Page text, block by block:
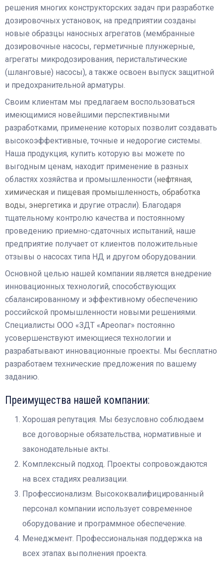
решения многих конструкторских задач при разработке
дозировочных установок, на предприятии созданы
новые образцы наносных агрегатов (мембранные
дозировочные насосы, герметичные плунжерные,
агрегаты микродозирования, перистальтические
(шланговые) насосы), а также освоен выпуск защитной
и предохранительной арматуры.
Своим клиентам мы предлагаем воспользоваться
имеющимися новейшими перспективными
разработками, применение которых позволит создавать
высокоэффективные, точные и недорогие системы.
Наша продукция, купить которую вы можете по
выгодным ценам, находит применение в разных
областях хозяйства и промышленности (нефтяная,
химическая и пищевая промышленность, обработка
воды, энергетика и другие отрасли). Благодаря
тщательному контролю качества и постоянному
проведению приемно-сдаточных испытаний, наше
предприятие получает от клиентов положительные
отзывы о насосах типа НД и другом оборудовании.
Основной целью нашей компании является внедрение
инновационных технологий, способствующих
сбалансированному и эффективному обеспечению
российской промышленности новыми решениями.
Специалисты ООО «ЗДТ «Ареопаг» постоянно
усовершенствуют имеющиеся технологии и
разрабатывают инновационные проекты. Мы бесплатно
разработаем технические предложения по вашему
заданию.
Преимущества нашей компании:
Хорошая репутация. Мы безусловно соблюдаем
все договорные обязательства, нормативные и
законодательные акты.
Комплексный подход. Проекты сопровождаются
на всех стадиях реализации.
Профессионализм. Высококвалифицированный
персонал компании использует современное
оборудование и программное обеспечение.
Менеджмент. Профессиональная поддержка на
всех этапах выполнения проекта.